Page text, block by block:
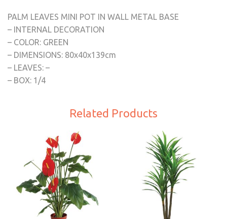
PALM LEAVES MINI POT IN WALL METAL BASE
– INTERNAL DECORATION
– COLOR: GREEN
– DIMENSIONS: 80x40x139cm
– LEAVES: –
– BOX: 1/4
Related Products